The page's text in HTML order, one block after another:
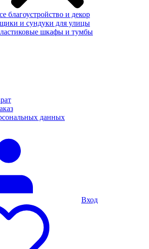
благоустройство и декор
и сундуки для улицы
шкафы и тумбы
данных
Вход